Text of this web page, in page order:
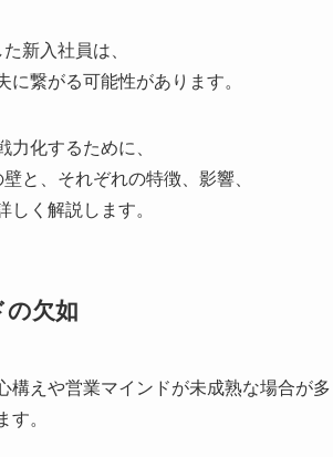
新入社員は、
繋がる可能性があります。
化するために、
と、それぞれの特徴、影響、
く解説します。
欠如
えや営業マインドが未成熟な場合が多
。